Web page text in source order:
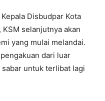
Disbudpar Kota
selanjutnya akan
yang mulai melandai.
dari luar
untuk terlibat lagi